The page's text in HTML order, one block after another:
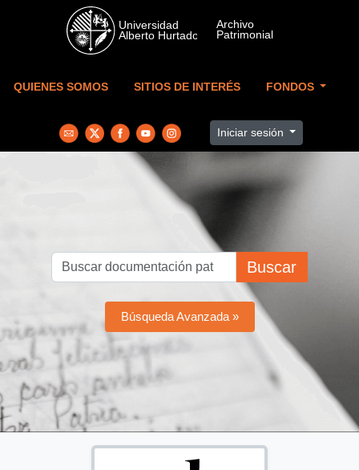
Skip to main content
QUIENES SOMOS SITIOS DE INTERÉS FONDOS
Iniciar sesión
Buscar
Búsqueda Avanzada »